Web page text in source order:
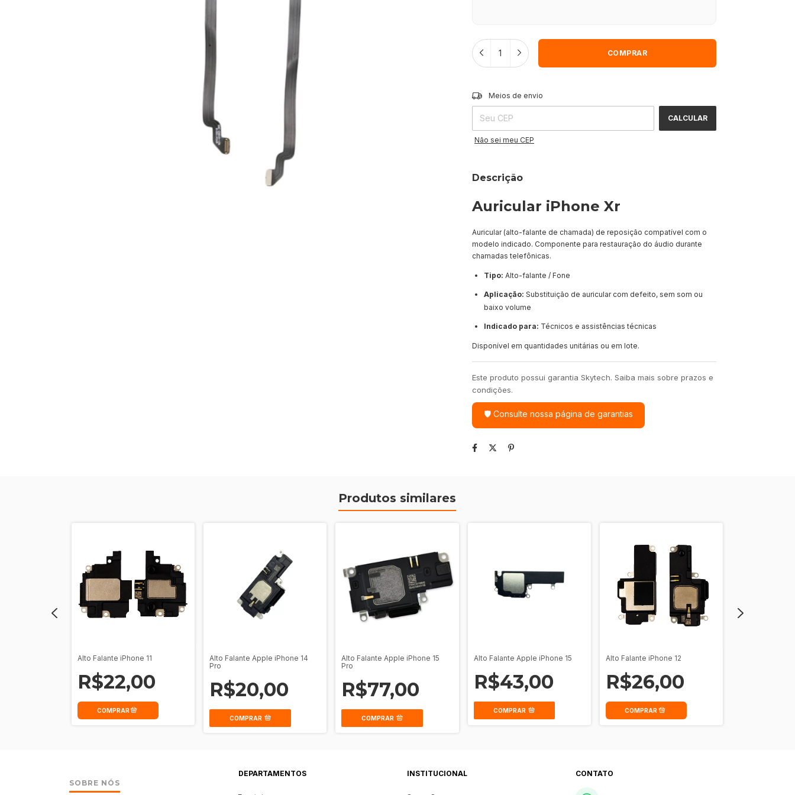
Entregas para o CEP:
Meios de envio
CALCULAR
Não sei meu CEP
Descrição
Auricular iPhone Xr
Auricular (alto-falante de chamada) de reposição compatível com o
modelo indicado. Componente para restauração do áudio durante
chamadas telefônicas.
Tipo: Alto-falante / Fone
Aplicação: Substituição de auricular com defeito, sem som ou
baixo volume
Indicado para: Técnicos e assistências técnicas
Disponível em quantidades unitárias ou em lote.
Este produto possui garantia Skytech. Saiba mais sobre prazos e
condições.
🛡 Consulte nossa página de garantias
Produtos similares
Alto Falante iPhone 11
R$22,00
Alto Falante Apple iPhone 14
Pro
R$20,00
COMPRAR
Alto Falante Apple iPhone 15
Pro
R$77,00
COMPRAR
Alto Falante Apple iPhone 15
R$43,00
COMPRAR
Alto Falante iPhone 12
R$26,00
SOBRE NÓS
DEPARTAMENTOS INSTITUCIONAL CONTATO